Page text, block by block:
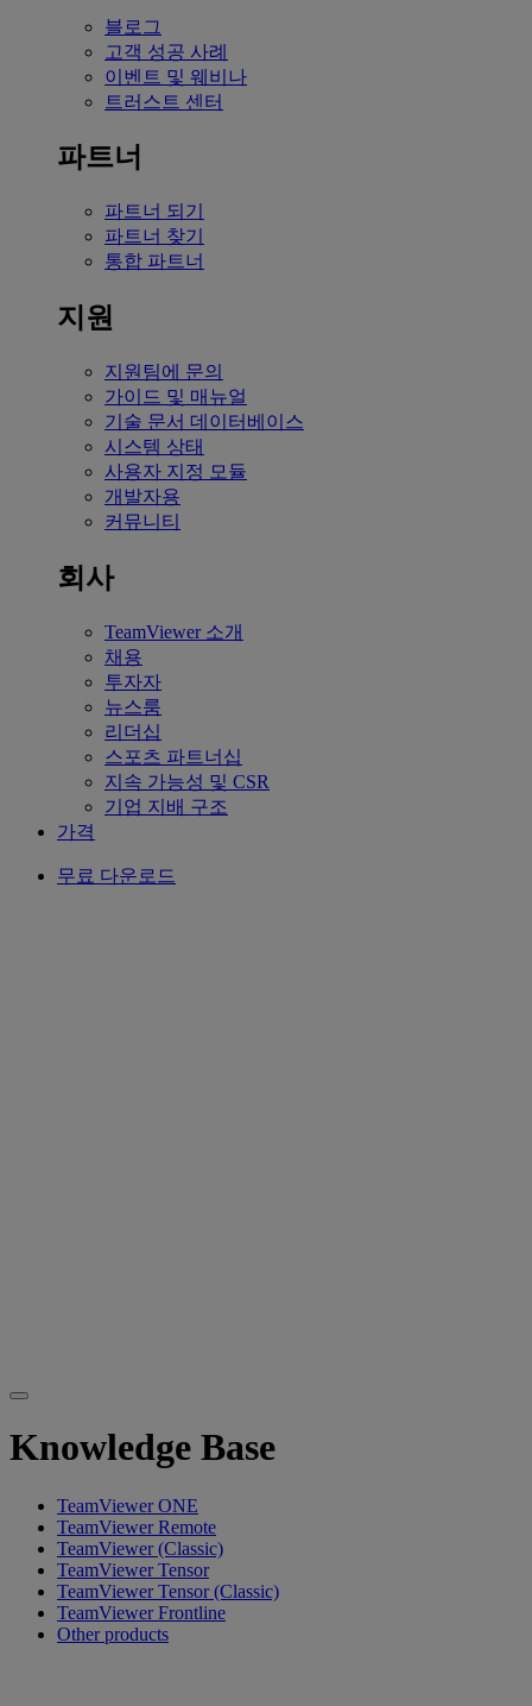
블로그
고객 성공 사례
이벤트 및 웨비나
트러스트 센터
파트너
파트너 되기
파트너 찾기
통합 파트너
지원
지원팀에 문의
가이드 및 매뉴얼
기술 문서 데이터베이스
시스템 상태
사용자 지정 모듈
개발자용
커뮤니티
회사
TeamViewer 소개
채용
투자자
뉴스룸
리더십
스포츠 파트너십
지속 가능성 및 CSR
기업 지배 구조
가격
무료 다운로드
Knowledge Base
TeamViewer ONE
TeamViewer Remote
TeamViewer (Classic)
TeamViewer Tensor
TeamViewer Tensor (Classic)
TeamViewer Frontline
Other products